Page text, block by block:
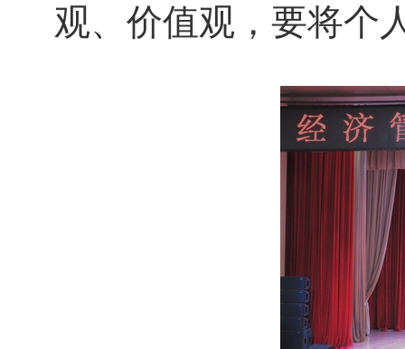
观、价值观，要将个